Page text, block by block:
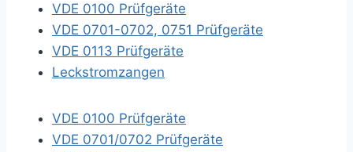
VDE 0100 Prüfgeräte
VDE 0701-0702, 0751 Prüfgeräte
VDE 0113 Prüfgeräte
Leckstromzangen
VDE 0100 Prüfgeräte
VDE 0701/0702 Prüfgeräte